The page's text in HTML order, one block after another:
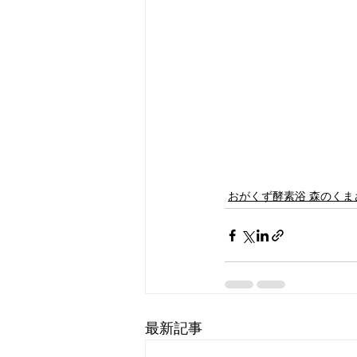
おがくず酵素浴 森のくま
最新記事